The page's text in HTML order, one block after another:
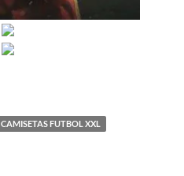
CAMISETAS FUTBOL XXL